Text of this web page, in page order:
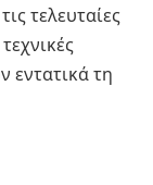
τελευταίες
εντατικά τη